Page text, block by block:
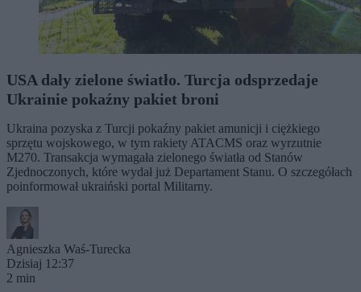
USA dały zielone światło. Turcja odsprzedaje
Ukrainie pokaźny pakiet broni
Ukraina pozyska z Turcji pokaźny pakiet amunicji i ciężkiego
sprzętu wojskowego, w tym rakiety ATACMS oraz wyrzutnie
M270. Transakcja wymagała zielonego światła od Stanów
Zjednoczonych, które wydał już Departament Stanu. O szczegółach
poinformował ukraiński portal Militarny.
Agnieszka Waś-Turecka
Dzisiaj 12:37
2 min